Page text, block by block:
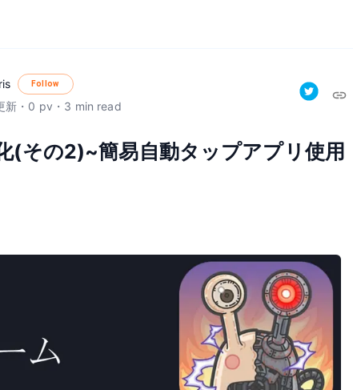
Follow
新 ・ 0 pv ・ 3 min read
(その2)~簡易自動タップアプリ使用